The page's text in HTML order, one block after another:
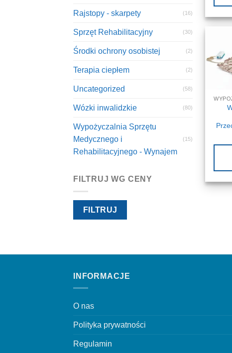
Rajstopy - skarpety (16)
Sprzęt Rehabilitacyjny (30)
Środki ochrony osobistej (2)
Terapia ciepłem (2)
Uncategorized (58)
Wózki inwalidzkie (80)
Wypożyczalnia Sprzętu
Medycznego i
Rehabilitacyjnego - Wynajem
(15)
FILTRUJ WG CENY
Cena
Cena
FILTRUJ
INFORMACJE
O nas
Polityka prywatności
Regulamin